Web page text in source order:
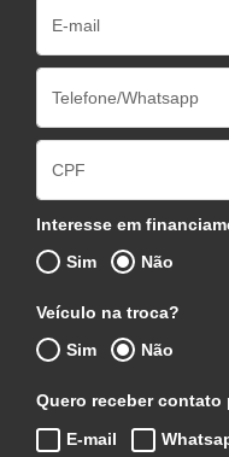
Interesse em
Sim
Não
Veículo na troca?
Sim
Não
Quero receber contato
E-mail